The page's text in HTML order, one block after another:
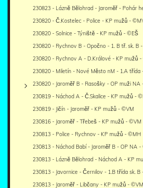
230823 - Lázně Bělohrad - Jaroměř - Pohár
230820 - Č.Kostelec - Police - KP mužů -
230820 - Solnice - Týniště - KP mužů - ©EŠ
230820 - Rychnov B - Opočno - 1. B tř. sk. B
230820 - Rychnov A - D.Králové - KP mužů
230820 - Miletín - Nové Město nM - 1.A třída
230820 - Jaroměř B - Rasošky - OP muži NA
230819 - Náchod A - Č.Skalice - KP mužů -
230819 - Jičín - Jaroměř - KP mužů - ©VM
230816 - Jaroměř - Třebeš - KP mužů - ©VM
230813 - Police - Rychnov - KP mužů - ©MH
230813 - Náchod Babí - Jaroměř B - OP NA
230813 - Lázně Bělohrad - Náchod A - KP
230813 - Javornice - Černilov - 1.B třída sk.
230813 - Jaroměř - Libčany - KP mužů - ©VM